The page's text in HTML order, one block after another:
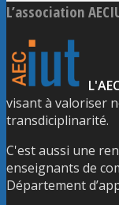
L’association
visant à valoriser
transdiciplinarité.
C'est aussi une
enseignants de
Département